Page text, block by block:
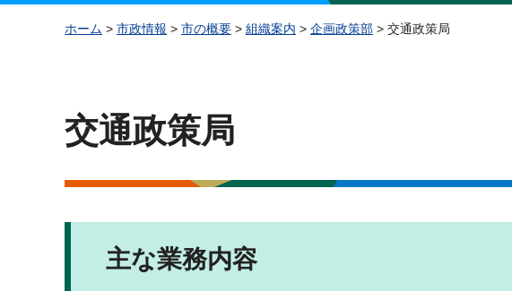
ホーム > 市政情報 > 市の概要 > 組織案内 > 企画政策部 > 交通政策局
交通政策局
主な業務内容